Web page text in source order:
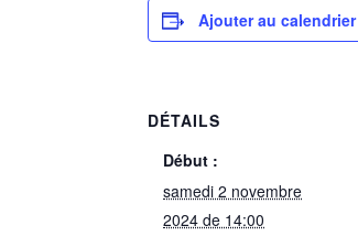
Ajouter au calendrier
DÉTAILS
Début :
samedi 2 novembre
2024 de 14:00